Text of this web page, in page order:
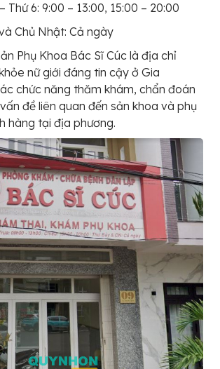
Thứ 6: 9:00 – 13:00, 15:00 – 20:00
Chủ Nhật: Cả ngày
Phụ Khoa Bác Sĩ Cúc là địa chỉ
nữ giới đáng tin cậy ở Gia
chức năng thăm khám, chẩn đoán
đề liên quan đến sản khoa và phụ
hàng tại địa phương.